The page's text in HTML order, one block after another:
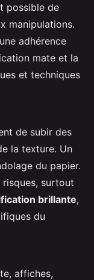
possible de
manipulations.
adhérence
mate et la
et techniques
de subir des
la texture. Un
du papier.
surtout
brillante,
du
affiches,